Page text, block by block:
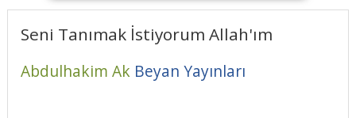
Seni Tanımak İstiyorum Allah'ım
Abdulhakim Ak Beyan Yayınları